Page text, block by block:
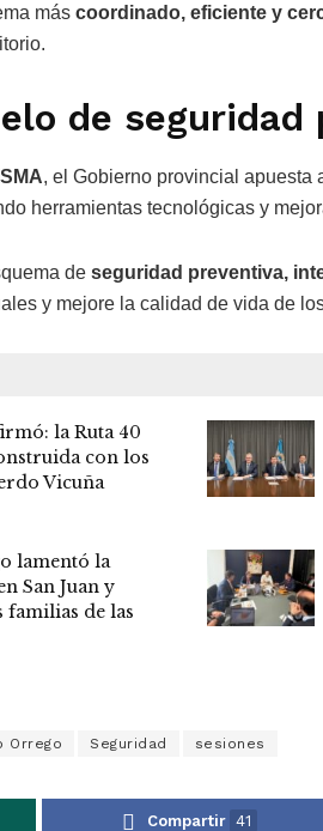
más coordinado, eficiente y
de seguridad
, el Gobierno provincial apuesta
herramientas tecnológicas y
de seguridad preventiva,
y mejore la calidad de vida de
la Ruta 40
con los
Vicuña
lamentó la
San Juan y
familias de las
Orrego Seguridad sesiones
Compartir 41